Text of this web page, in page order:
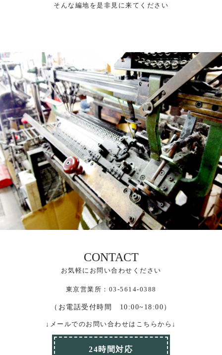
そんな編地を是非見に来てください
CONTACT
お気軽にお問い合わせください
東京営業所：03-5614-0388
（お電話受付時間 10:00~18:00）
↓メールでのお問い合わせはこちらから↓
24時間対応